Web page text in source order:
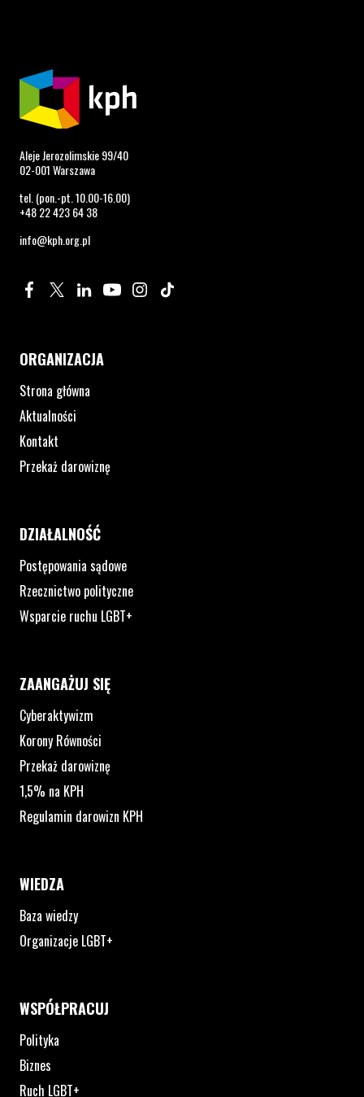
Aleje Jerozolimskie 99/40
02-001 Warszawa
tel. (pon.-pt. 10.00-16.00)
+48 22 423 64 38
info@kph.org.pl
Profil na Facebook. Strona otwiera się w nowym oknie.
Profil na Twitter. Strona otwiera się w nowym oknie.
Profil na LinkedIn. Strona otwiera się w nowym oknie.
Profil na YouTube. Strona otwiera się w nowym
Profil na Instagram. Strona otwiera się
ORGANIZACJA
Strona główna
Aktualności
Kontakt
Przekaż darowiznę
DZIAŁALNOŚĆ
Postępowania sądowe
Rzecznictwo polityczne
Wsparcie ruchu LGBT+
ZAANGAŻUJ SIĘ
Cyberaktywizm
Korony Równości
Przekaż darowiznę
1,5% na KPH
Regulamin darowizn KPH
WIEDZA
Baza wiedzy
Organizacje LGBT+
WSPÓŁPRACUJ
Polityka
Biznes
Ruch LGBT+